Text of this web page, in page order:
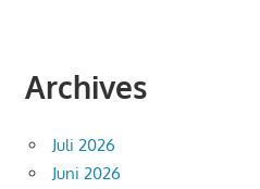
Archives
Juli 2026
Juni 2026